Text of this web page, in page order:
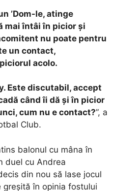
’Dom-le, atinge
mai întâi în picior și
nu poate pentru
un contact,
acolo.
Este discutabil, accept
când îi dă și în picior
cum nu e contact?”, a
Club.
balonul cu mâna în
duel cu Andrea
din nou să lase jocul
în opinia fostului